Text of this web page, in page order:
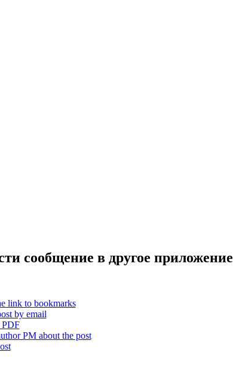
сообщение в другое приложение
link to bookmarks
by email
PDF
PM about the post